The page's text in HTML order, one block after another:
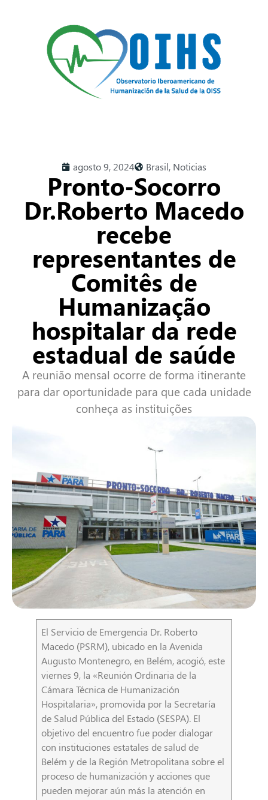
agosto 9, 2024 Brasil, Noticias
Pronto-Socorro
Dr.Roberto Macedo
recebe
representantes de
Comitês de
Humanização
hospitalar da rede
estadual de saúde
A reunião mensal ocorre de forma itinerante
para dar oportunidade para que cada unidade
conheça as instituições
El Servicio de Emergencia Dr. Roberto
Macedo (PSRM), ubicado en la Avenida
Augusto Montenegro, en Belém, acogió, este
viernes 9, la «Reunión Ordinaria de la
Cámara Técnica de Humanización
Hospitalaria», promovida por la Secretaría
de Salud Pública del Estado (SESPA). El
objetivo del encuentro fue poder dialogar
con instituciones estatales de salud de
Belém y de la Región Metropolitana sobre el
proceso de humanización y acciones que
pueden mejorar aún más la atención en